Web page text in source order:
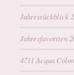
Jahresrückblick
Jahresfavoriten
4711 Acqua